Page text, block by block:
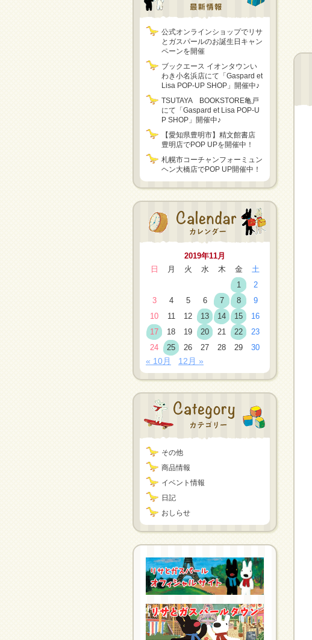
公式オンラインショップでリサ
とガスパールのお誕生日キャン
ペーンを開催
ブックエース イオンタウンい
わき小名浜店にて「Gaspard et
Lisa POP-UP SHOP」開催中♪
TSUTAYA BOOKSTORE亀戸
にて「Gaspard et Lisa POP-U
P SHOP」開催中♪
【愛知県豊明市】精文館書店
豊明店でPOP UPを開催中！
札幌市コーチャンフォーミュン
ヘン大橋店でPOP UP開催中！
2019年11月
日
月 火 水 木 金
土
1
2
3
4 5 6 7 8
9
10
11 12 13 14 15
16
17
18 19 20 21 22
23
24
25 26 27 28 29 30
« 10月 12月 »
その他
商品情報
イベント情報
日記
おしらせ